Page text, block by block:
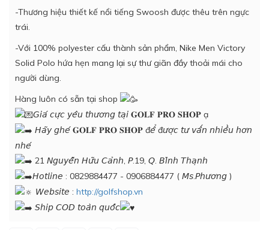
-Thương hiệu thiết kế nổi tiếng Swoosh được thêu trên ngực
trái.
-Với 100% polyester cấu thành sản phẩm, Nike Men Victory
Solid Polo hứa hẹn mang lại sự thư giãn đầy thoải mái cho
người dùng.
Hàng luôn có sẵn tại shop
𝘎𝘪𝘢́ 𝘤𝘶̛̣𝘤 𝘺𝘦̂𝘶 𝘵𝘩𝘶̛𝘰̛𝘯𝘨 𝘵𝘢̣𝘪 𝐆𝐎𝐋𝐅 𝐏𝐑𝐎 𝐒𝐇𝐎𝐏 ạ
𝘏𝘢̃𝘺 𝘨𝘩𝘦́ 𝐆𝐎𝐋𝐅 𝐏𝐑𝐎 𝐒𝐇𝐎𝐏 đ𝘦̂̉ đ𝘶̛𝘰̛̣𝘤 𝘵𝘶̛ 𝘷𝘢̂́𝘯 𝘯𝘩𝘪𝘦̂̀𝘶 𝘩𝘰̛𝘯
𝘯𝘩𝘦́
21 𝘕𝘨𝘶𝘺𝘦̂̃𝘯 𝘏𝘶̛̃𝘶 𝘊𝘢̉𝘯𝘩, 𝘗.19, 𝘘. 𝘉𝘪̀𝘯𝘩 𝘛𝘩𝘢̣𝘯𝘩
𝘏𝘰𝘵𝘭𝘪𝘯𝘦 : 0829884477 - 0906884477 ( 𝘔𝘴.𝘗𝘩𝘶̛𝘰̛𝘯𝘨 )
𝘞𝘦𝘣𝘴𝘪𝘵𝘦 : http://golfshop.vn
𝘚𝘩𝘪𝘱 𝘊𝘖𝘋 𝘵𝘰𝘢̀𝘯 𝘲𝘶𝘰̂́𝘤